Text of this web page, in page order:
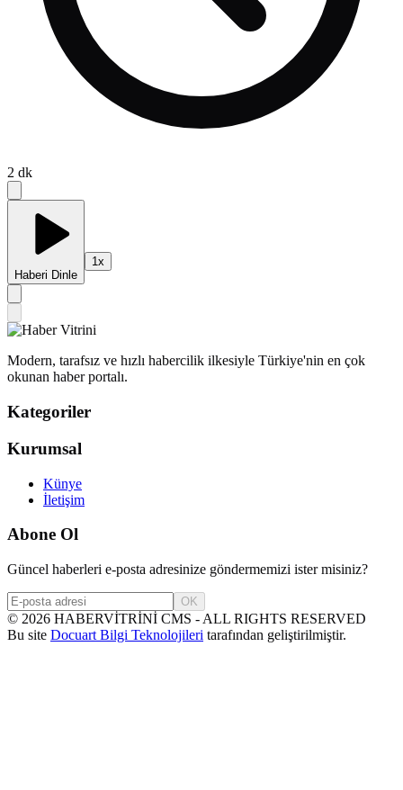
2 dk
Haberi Dinle
1x
Modern, tarafsız ve hızlı habercilik ilkesiyle Türkiye'nin en çok
okunan haber portalı.
Kategoriler
Kurumsal
Künye
İletişim
Abone Ol
Güncel haberleri e-posta adresinize göndermemizi ister misiniz?
OK
© 2026 HABERVİTRİNİ CMS - ALL RIGHTS RESERVED
Bu site Docuart Bilgi Teknolojileri tarafından geliştirilmiştir.